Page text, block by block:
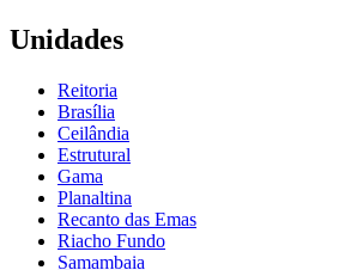
Unidades
Reitoria
Brasília
Ceilândia
Estrutural
Gama
Planaltina
Recanto das Emas
Riacho Fundo
Samambaia